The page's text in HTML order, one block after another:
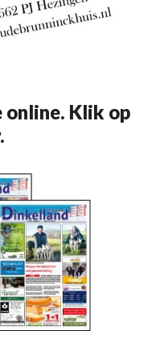
online. Klik op